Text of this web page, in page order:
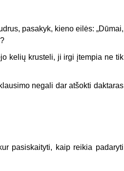
pasakyk, kieno eilės: „Dūmai,
kelių krusteli, ji irgi įtempia ne tik
negali dar atšokti daktaras
pasiskaityti, kaip reikia padaryti